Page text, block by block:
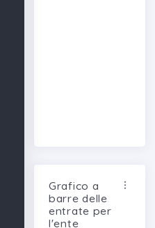
Grafico a
barre delle
entrate per
l'ente